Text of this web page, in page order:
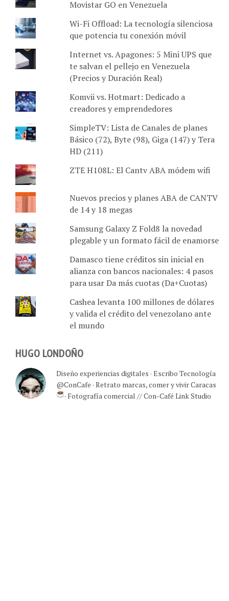
Movistar GO en Venezuela
Wi-Fi Offload: La tecnología silenciosa
que potencia tu conexión móvil
Internet vs. Apagones: 5 Mini UPS que
te salvan el pellejo en Venezuela
(Precios y Duración Real)
Komvii vs. Hotmart: Dedicado a
creadores y emprendedores
SimpleTV: Lista de Canales de planes
Básico (72), Byte (98), Giga (147) y Tera
HD (211)
ZTE H108L: El Cantv ABA módem wifi
Nuevos precios y planes ABA de CANTV
de 14 y 18 megas
Samsung Galaxy Z Fold8 la novedad
plegable y un formato fácil de enamorse
Damasco tiene créditos sin inicial en
alianza con bancos nacionales: 4 pasos
para usar Da más cuotas (Da+Cuotas)
Cashea levanta 100 millones de dólares
y valida el crédito del venezolano ante
el mundo
HUGO LONDOÑO
Diseño experiencias digitales · Escribo Tecnología
@ConCafe · Retrato marcas, comer y vivir Caracas
· Fotografía comercial // Con-Café Link Studio